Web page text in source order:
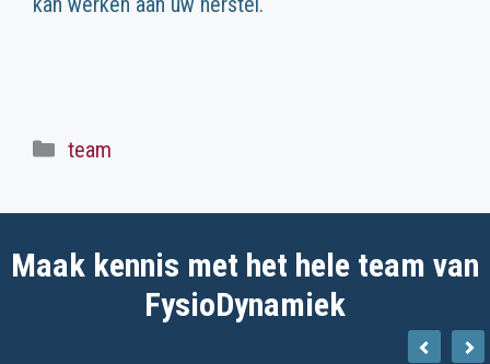
Categorieën
team
Maak kennis met het hele team van
FysioDynamiek